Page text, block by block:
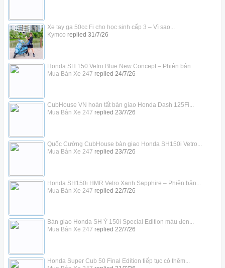
Xe tay ga 50cc Fi cho học sinh cấp 3 – Vì sao...
Kymco replied 31/7/26
Honda SH 150 Vetro Blue New Concept – Phiên bản...
Mua Bán Xe 247 replied 24/7/26
CubHouse VN hoàn tất bàn giao Honda Dash 125Fi...
Mua Bán Xe 247 replied 23/7/26
Quốc Cường CubHouse bàn giao Honda SH150i Vetro...
Mua Bán Xe 247 replied 23/7/26
Honda SH150i HMR Vetro Xanh Sapphire – Phiên bản...
Mua Bán Xe 247 replied 22/7/26
Bàn giao Honda SH Ý 150i Special Edition màu đen...
Mua Bán Xe 247 replied 22/7/26
Honda Super Cub 50 Final Edition tiếp tục có thêm...